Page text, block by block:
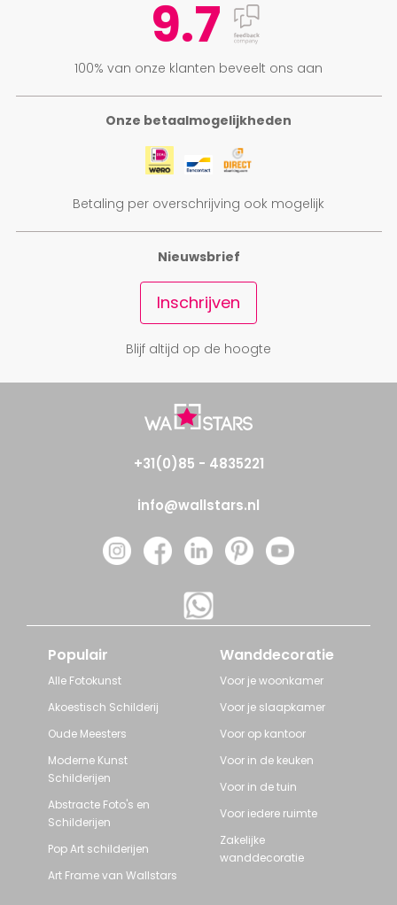
Onze betaalmogelijkheden
Betaling per overschrijving ook mogelijk
9.7
100% van onze klanten beveelt ons aan
Nieuwsbrief
Inschrijven
Blijf altijd op de hoogte
+31(0)85 - 4835221
info@wallstars.nl
Populair
Alle Fotokunst
Akoestisch Schilderij
Oude Meesters
Moderne Kunst
Schilderijen
Abstracte Foto's en
Schilderijen
Pop Art schilderijen
Art Frame van Wallstars
Wanddecoratie
Voor je woonkamer
Voor je slaapkamer
Voor op kantoor
Voor in de keuken
Voor in de tuin
Voor iedere ruimte
Zakelijke
wanddecoratie